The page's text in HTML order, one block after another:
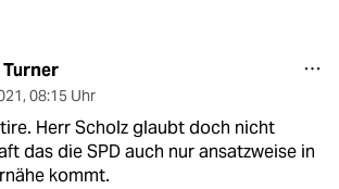
, 08:15 Uhr
Herr Scholz glaubt doch nicht
das die SPD auch nur ansatzweise in
kommt.